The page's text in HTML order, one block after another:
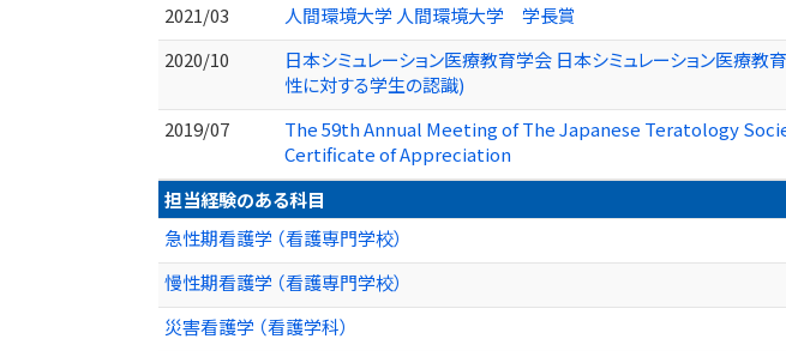
2021/03
人間環境大学 人間環境大学 学長賞
2020/10
日本シミュレーション医療教育学会 日本シミュレーション医
性に対する学生の認識)
2019/07
The 59th Annual Meeting of The Japanese Teratology
Certificate of Appreciation
担当経験のある科目
急性期看護学 （看護専門学校）
慢性期看護学 （看護専門学校）
災害看護学 （看護学科）